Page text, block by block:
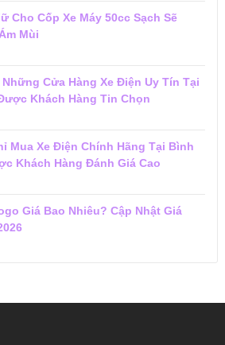
Cho Cốp Xe Máy 50cc Sạch Sẽ
Mùi
Những Cửa Hàng Xe Điện Uy Tín Tại
Khách Hàng Tin Chọn
Mua Xe Điện Chính Hãng Tại Bình
Khách Hàng Đánh Giá Cao
Giá Bao Nhiêu? Cập Nhật Giá